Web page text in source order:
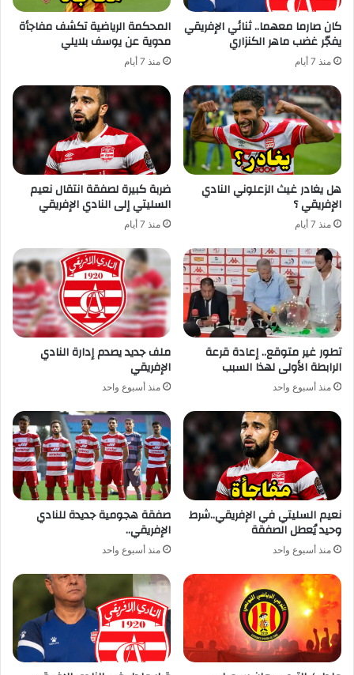
كان صارما معهما.. ثنائي الإفريقي
يفجّر غضب ماهر الكنزاري
منذ 7 أيام
المحكمة الرياضية تكشف مفاجأة
مدوية عن يوسف بلايلي
منذ 7 أيام
هل يغادر غيث الزعلوني النادي
الإفريقي ؟
منذ 7 أيام
ضربة كبيرة لصفقة انتقال نعيم
السليتي إلى النادي الإفريقي
منذ 7 أيام
تطور غير متوقع.. إعادة قرعة
الرابطة الأولى لهذا السبب
منذ أسبوع واحد
ملف جديد يصدم إدارة النادي
الإفريقي
منذ أسبوع واحد
نعيم السليتي في الإفريقي..شرط
وحيد يُعطل الصفقة
منذ أسبوع واحد
صفقة هجومية جديدة للنادي
الإفريقي..
منذ أسبوع واحد